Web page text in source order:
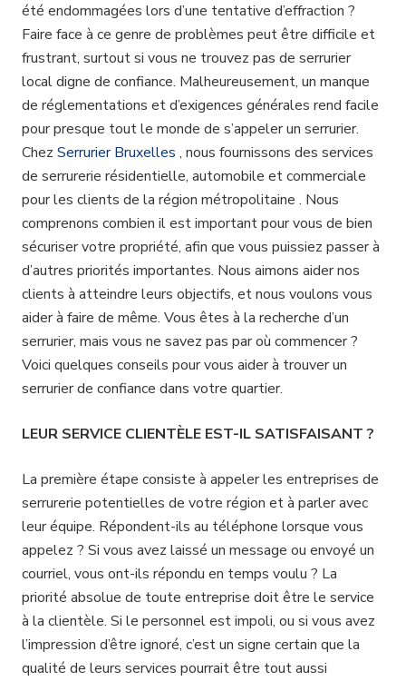
été endommagées lors d’une tentative d’effraction ?
Faire face à ce genre de problèmes peut être difficile et
frustrant, surtout si vous ne trouvez pas de serrurier
local digne de confiance. Malheureusement, un manque
de réglementations et d’exigences générales rend facile
pour presque tout le monde de s’appeler un serrurier.
Chez Serrurier Bruxelles , nous fournissons des services
de serrurerie résidentielle, automobile et commerciale
pour les clients de la région métropolitaine . Nous
comprenons combien il est important pour vous de bien
sécuriser votre propriété, afin que vous puissiez passer à
d’autres priorités importantes. Nous aimons aider nos
clients à atteindre leurs objectifs, et nous voulons vous
aider à faire de même. Vous êtes à la recherche d’un
serrurier, mais vous ne savez pas par où commencer ?
Voici quelques conseils pour vous aider à trouver un
serrurier de confiance dans votre quartier.
LEUR SERVICE CLIENTÈLE EST-IL SATISFAISANT ?
La première étape consiste à appeler les entreprises de
serrurerie potentielles de votre région et à parler avec
leur équipe. Répondent-ils au téléphone lorsque vous
appelez ? Si vous avez laissé un message ou envoyé un
courriel, vous ont-ils répondu en temps voulu ? La
priorité absolue de toute entreprise doit être le service
à la clientèle. Si le personnel est impoli, ou si vous avez
l’impression d’être ignoré, c’est un signe certain que la
qualité de leurs services pourrait être tout aussi